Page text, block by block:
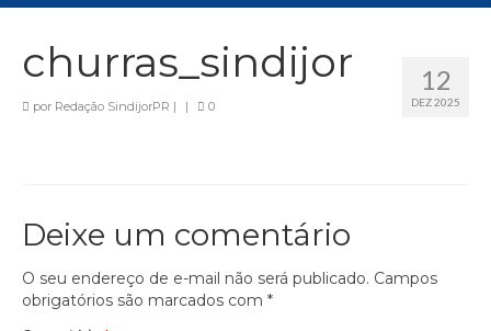
12
DEZ 2025
churras_sindijor
por Redação SindijorPR | | 0
Deixe um comentário
O seu endereço de e-mail não será publicado. Campos
obrigatórios são marcados com *